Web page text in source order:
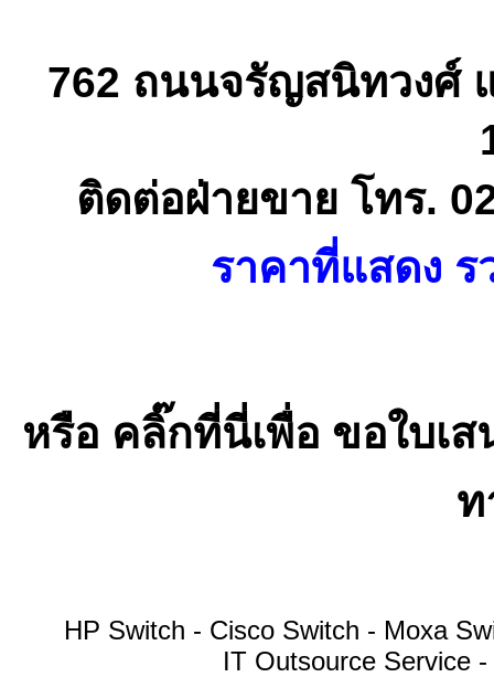
762 ถนนจรัญสนิทวงศ์
ติดต่อฝ่ายขาย โทร.
ราคาที่แสดง
หรือ คลิ๊กที่นี่เพื่อ ขอใบเ
ท
HP Switch - Cisco Switch - Moxa
IT Outsource Service